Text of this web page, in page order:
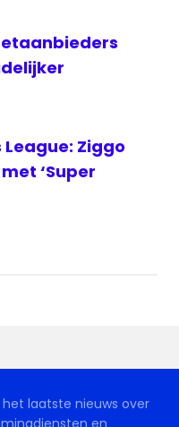
Ziggo
‘Super
laatste nieuws over